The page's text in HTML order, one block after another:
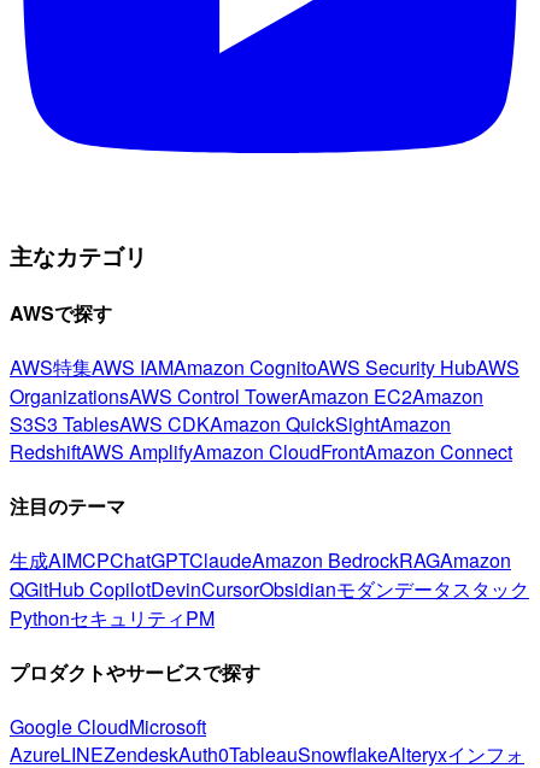
主なカテゴリ
AWSで探す
AWS特集AWS IAMAmazon CognitoAWS Security HubAWS
OrganizationsAWS Control TowerAmazon EC2Amazon
S3S3 TablesAWS CDKAmazon QuickSightAmazon
RedshiftAWS AmplifyAmazon CloudFrontAmazon Connect
注目のテーマ
生成AIMCPChatGPTClaudeAmazon BedrockRAGAmazon
QGitHub CopilotDevinCursorObsidianモダンデータスタック
PythonセキュリティPM
プロダクトやサービスで探す
Google CloudMicrosoft
AzureLINEZendeskAuth0TableauSnowflakeAlteryxインフォ